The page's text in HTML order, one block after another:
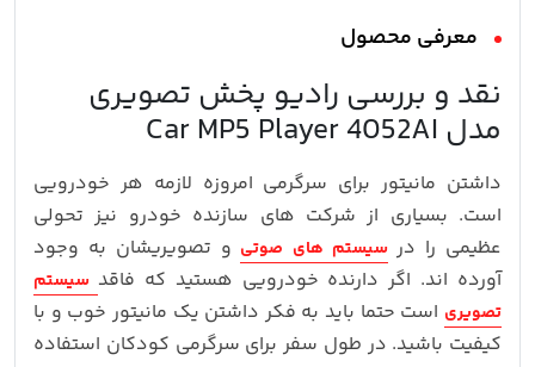
معرفی محصول
نقد و بررسی رادیو پخش تصویری
مدل Car MP5 Player 4052AI
داشتن مانیتور برای سرگرمی امروزه لازمه هر خودرویی
است. بسیاری از شرکت های سازنده خودرو نیز تحولی
عظیمی را درسیستم های صوتی و تصویریشان به وجود
آورده اند. اگر دارنده خودرویی هستید که فاقد سیستم
تصویری است حتما باید به فکر داشتن یک مانیتور خوب و با
کیفیت باشید. در طول سفر برای سرگرمی کودکان استفاده